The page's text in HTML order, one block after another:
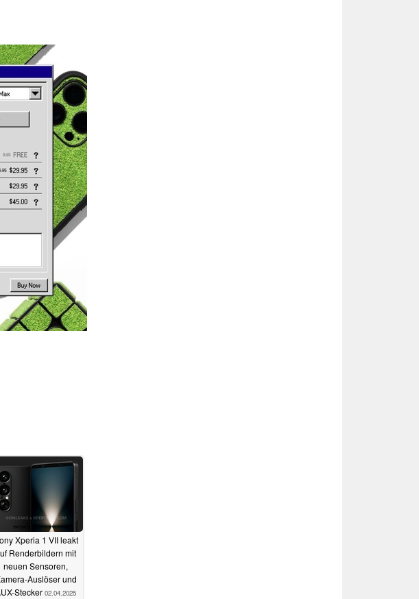
Xperia 1 VII leakt
Renderbildern mit
neuen Sensoren,
Auslöser und
Stecker 02.04.2025